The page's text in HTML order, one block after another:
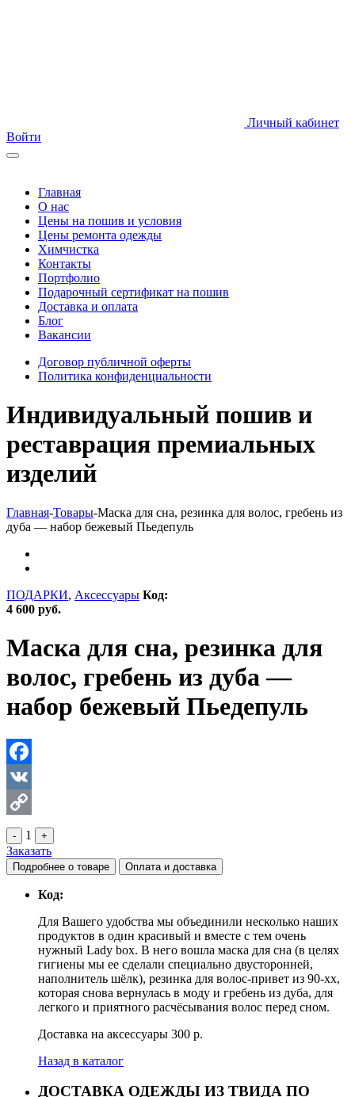
Личный кабинет
Войти
Главная
О нас
Цены на пошив и условия
Цены ремонта одежды
Химчистка
Контакты
Портфолио
Подарочный сертификат на пошив
Доставка и оплата
Блог
Вакансии
Договор публичной оферты
Политика конфиденциальности
Индивидуальный пошив и
реставрация премиальных
изделий
Главная-Товары-Маска для сна, резинка для волос, гребень из
дуба — набор бежевый Пьедепуль
ПОДАРКИ, Аксессуары Код:
4 600 руб.
Маска для сна, резинка для
волос, гребень из дуба —
набор бежевый Пьедепуль
Facebook
VK
Copy
Link
- 1 +
Заказать
Подробнее о товаре Оплата и доставка
Код:
Для Вашего удобства мы объединили несколько наших
продуктов в один красивый и вместе с тем очень
нужный Lady box. В него вошла маска для сна (в целях
гигиены мы ее сделали специально двусторонней,
наполнитель шёлк), резинка для волос-привет из 90-хх,
которая снова вернулась в моду и гребень из дуба, для
легкого и приятного расчёсывания волос перед сном.
Доставка на аксессуары 300 р.
Назад в каталог
ДОСТАВКА ОДЕЖДЫ ИЗ ТВИДА ПО